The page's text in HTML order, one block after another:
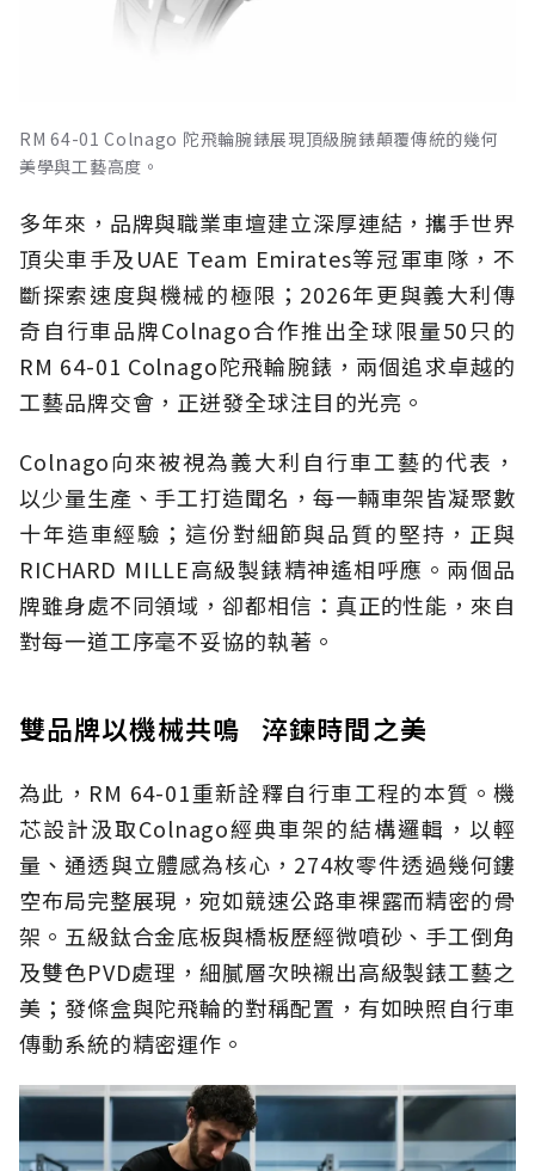
RM 64-01 Colnago 陀飛輪腕錶展現頂級腕錶顛覆傳統的幾何
美學與工藝高度。
多年來，品牌與職業車壇建立深厚連結，攜手世界
頂尖車手及UAE Team Emirates等冠軍車隊，不
斷探索速度與機械的極限；2026年更與義大利傳
奇自行車品牌Colnago合作推出全球限量50只的
RM 64-01 Colnago陀飛輪腕錶，兩個追求卓越的
工藝品牌交會，正迸發全球注目的光亮。
Colnago向來被視為義大利自行車工藝的代表，
以少量生產、手工打造聞名，每一輛車架皆凝聚數
十年造車經驗；這份對細節與品質的堅持，正與
RICHARD MILLE高級製錶精神遙相呼應。兩個品
牌雖身處不同領域，卻都相信：真正的性能，來自
對每一道工序毫不妥協的執著。
雙品牌以機械共鳴 淬鍊時間之美
為此，RM 64-01重新詮釋自行車工程的本質。機
芯設計汲取Colnago經典車架的結構邏輯，以輕
量、通透與立體感為核心，274枚零件透過幾何鏤
空布局完整展現，宛如競速公路車裸露而精密的骨
架。五級鈦合金底板與橋板歷經微噴砂、手工倒角
及雙色PVD處理，細膩層次映襯出高級製錶工藝之
美；發條盒與陀飛輪的對稱配置，有如映照自行車
傳動系統的精密運作。